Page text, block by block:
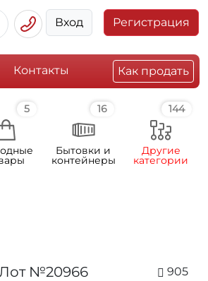
Вход Регистрация
Контакты Как продать
5 16
Бытовки и
контейнеры
144
Другие
категории
№20966 905